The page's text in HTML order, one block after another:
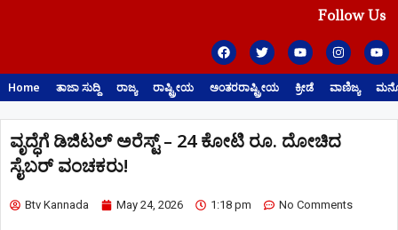
Follow Us
Home ತಾಜಾ ಸುದ್ದಿ ರಾಜ್ಯ ರಾಷ್ಟ್ರೀಯ ಅಂತರರಾಷ್ಟ್ರೀಯ ಕ್ರೀಡೆ ವಾಣಿಜ್ಯ
ವೃದ್ಧೆಗೆ ಡಿಜಿಟಲ್ ಅರೆಸ್ಟ್ – 24 ಕೋಟಿ ರೂ. ದೋಚಿದ
ಸೈಬರ್ ವಂಚಕರು!
Btv Kannada May 24, 2026 1:18 pm No Comments